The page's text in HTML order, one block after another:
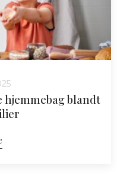
hjemmebag blandt